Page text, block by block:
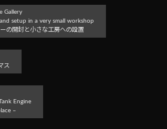
Gallery
setup in a very small workshop
の開封と小さな工房への設置
ス
Engine
–